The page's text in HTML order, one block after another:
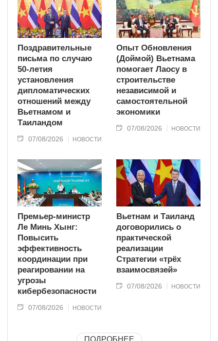
Поздравительные
письма по случаю
50-летия
установления
дипломатических
отношений между
Вьетнамом и
Таиландом
07/08/2026 НОВОСТИ
Опыт Обновления
(Доймой) Вьетнама
помогает Лаосу в
строительстве
независимой и
самостоятельной
экономики
07/08/2026 НОВОСТИ
Премьер-министр
Ле Минь Хынг:
Повысить
эффективность
координации при
реагировании на
угрозы
кибербезопасности
07/08/2026 НОВОСТИ
Вьетнам и Таиланд
договорились о
практической
реализации
Стратегии «трёх
взаимосвязей»
07/08/2026 НОВОСТИ